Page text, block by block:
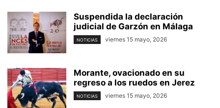
Suspendida la declaración
judicial de Garzón en Málaga
NOTICIAS viernes 15 mayo, 2026
Morante, ovacionado en su
regreso a los ruedos en Jerez
NOTICIAS viernes 15 mayo, 2026